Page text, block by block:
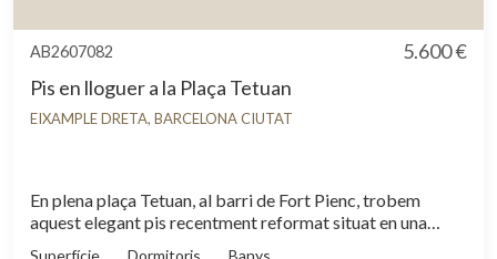
AB2607082
5.600 €
Pis en lloguer a la Plaça Tetuan
EIXAMPLE DRETA, BARCELONA CIUTAT
En plena plaça Tetuan, al barri de Fort Pienc, trobem
aquest elegant pis recentment reformat situat en una